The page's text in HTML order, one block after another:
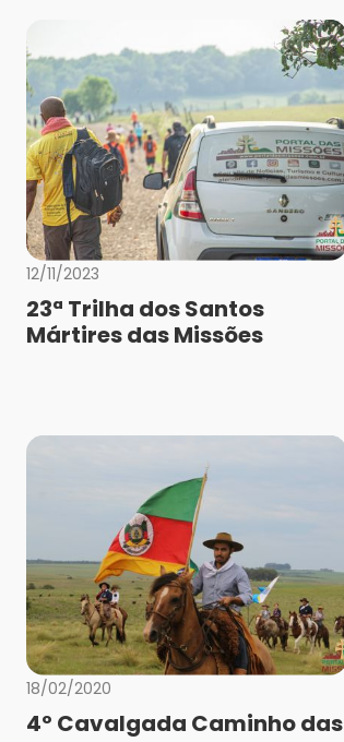
12/11/2023
23ª Trilha dos Santos
Mártires das Missões
18/02/2020
4º Cavalgada Caminho das